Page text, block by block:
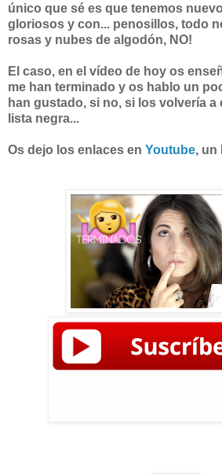
único que sé es que tenemos
gloriosos y con... penosillos, todo
rosas y nubes de algodón, NO!
El caso, en el vídeo de hoy os
me han terminado y os hablo un
han gustado, si no, si los volvería a
lista negra...
Os dejo los enlaces en Youtube, un